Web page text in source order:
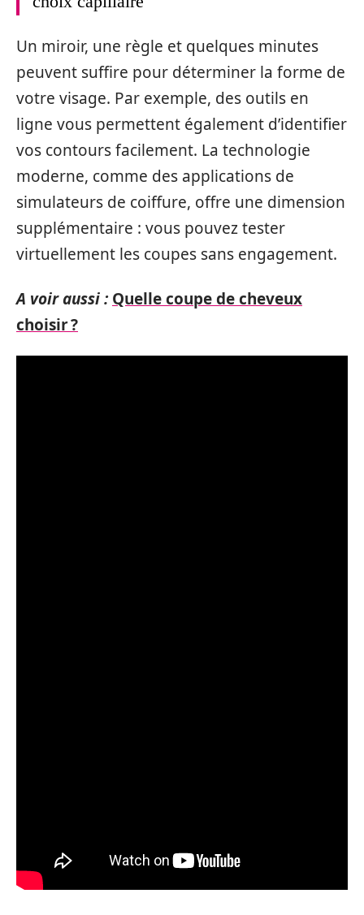
Un miroir, une règle et quelques minutes
peuvent suffire pour déterminer la forme de
votre visage. Par exemple, des outils en
ligne vous permettent également d’identifier
vos contours facilement. La technologie
moderne, comme des applications de
simulateurs de coiffure, offre une dimension
supplémentaire : vous pouvez tester
virtuellement les coupes sans engagement.
A voir aussi : Quelle coupe de cheveux
choisir ?